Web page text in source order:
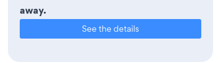
away.
See the details